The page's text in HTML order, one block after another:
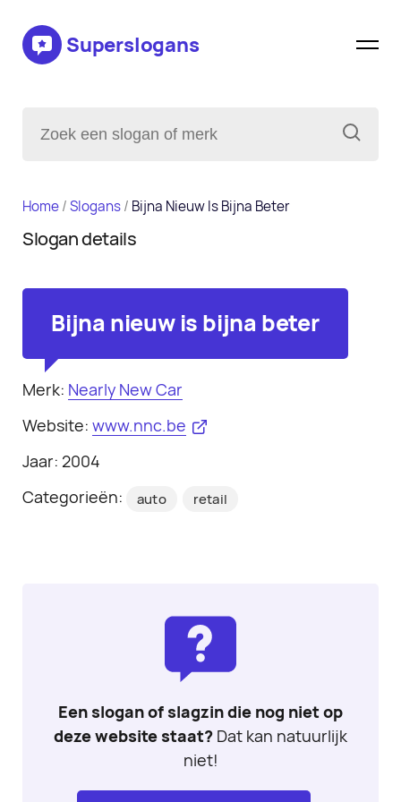
Superslogans
Home/Slogans/ Bijna Nieuw Is Bijna Beter
Slogan details
Bijna nieuw is bijna beter
Merk: Nearly New Car
Website: www.nnc.be
Jaar: 2004
Categorieën:
auto retail
Een slogan of slagzin die nog niet op
deze website staat? Dat kan natuurlijk
niet!